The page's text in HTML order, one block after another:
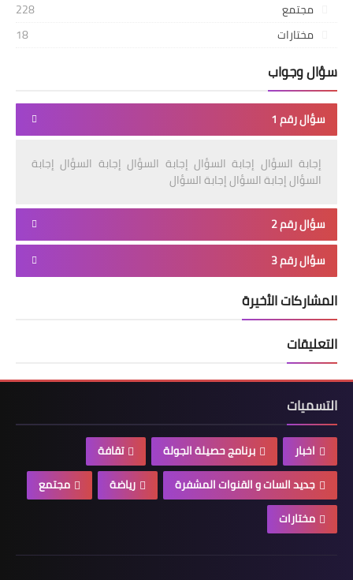
مجتمع
228
مختارات
18
سؤال وجواب
سؤال رقم 1
إجابة السؤال إجابة السؤال إجابة السؤال إجابة السؤال إجابة
السؤال إجابة السؤال إجابة السؤال
سؤال رقم 2
سؤال رقم 3
المشاركات الأخيرة
التعليقات
التسميات
اخبار برنامج حصيلة الجولة
تقافة
جديد السات و القنوات المشفرة
رياضة
مجتمع
مختارات